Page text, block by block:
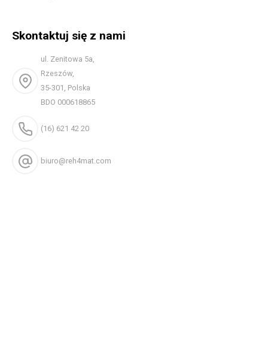
Skontaktuj się z nami
ul. Zenitowa 5a,
Rzeszów,
35-301, Polska
BDO 000618865
(16) 621 42 20
biuro@reh4mat.com